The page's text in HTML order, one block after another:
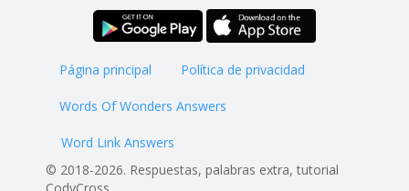
Página principal Política de privacidad
Words Of Wonders Answers
Word Link Answers
© 2018-2026. Respuestas, palabras extra, tutorial